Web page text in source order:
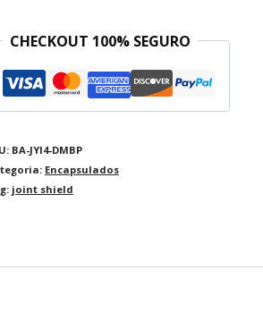
CHECKOUT 100% SEGURO
BA-JYI4-DMBP
Encapsulados
joint shield